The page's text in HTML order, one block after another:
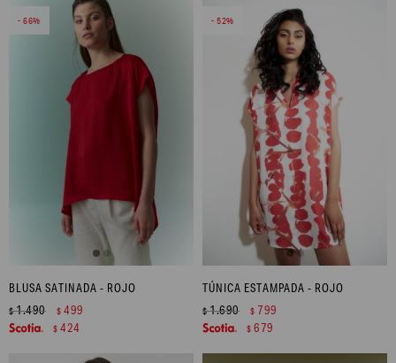
66
BLUSA SATINADA - ROJO
$1.490 $ 499
$ 424
52
TÚNICA ESTAMPADA - ROJO
$1.690 $ 799
$ 679